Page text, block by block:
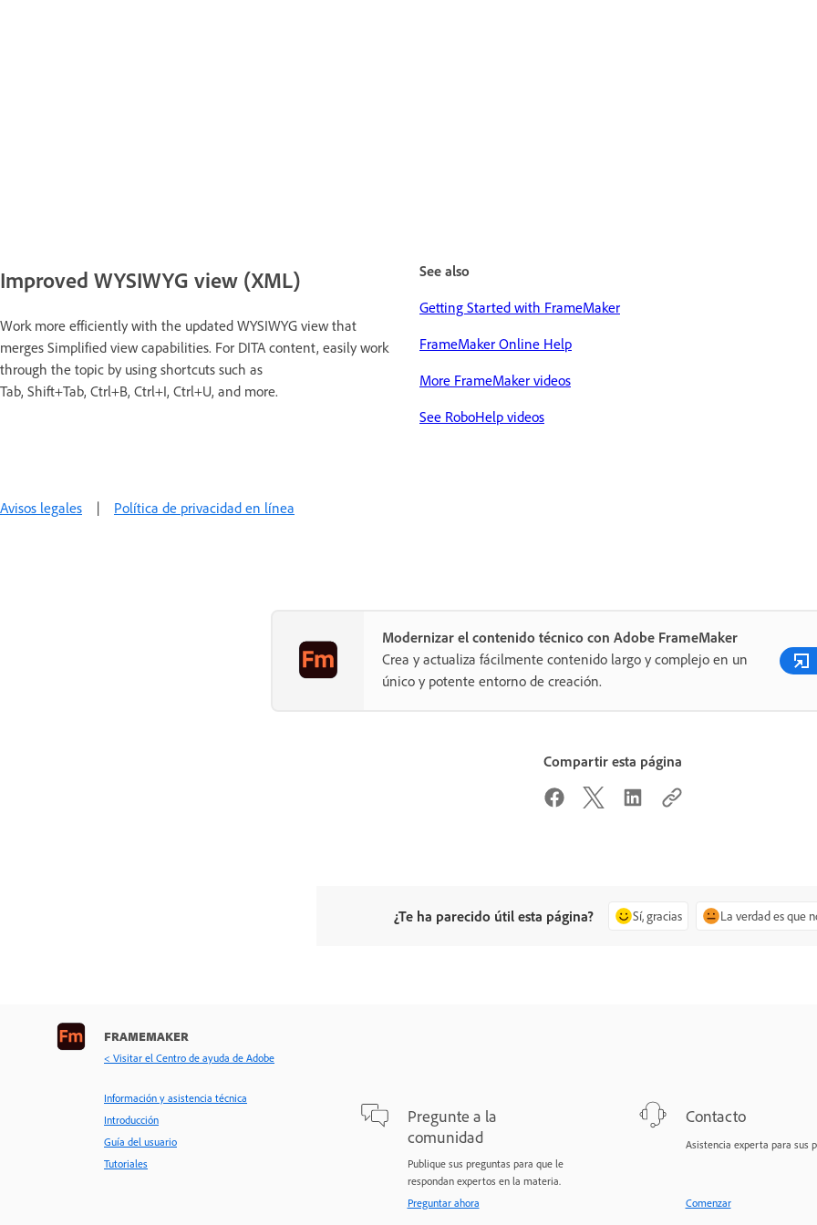
Improved WYSIWYG view (XML)
Work more efficiently with the updated WYSIWYG view that
merges Simplified view capabilities. For DITA content, easily work
through the topic by using shortcuts such as
Tab, Shift+Tab, Ctrl+B, Ctrl+I, Ctrl+U, and more.
See also
Getting Started with FrameMaker
FrameMaker Online Help
More FrameMaker videos
See RoboHelp videos
Avisos legales | Política de privacidad en línea
Modernizar el contenido técnico con Adobe FrameMaker
Crea y actualiza fácilmente contenido largo y complejo en un
único y potente entorno de creación.
Compartir esta página
¿Te ha parecido útil esta página? Sí, gracias La verdad es que
FRAMEMAKER
< Visitar el Centro de ayuda de Adobe
Información y asistencia técnica
Introducción
Guía del usuario
Tutoriales
Pregunte a la
comunidad
Publique sus preguntas para que le
respondan expertos en la materia.
Preguntar ahora
Contacto
Asistencia experta para sus
Comenzar